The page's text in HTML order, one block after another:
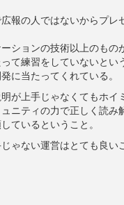
報の人ではないからプレ
ションの技術以上のもの
て練習をしていないとい
に当たってくれている。
が上手じゃなくてもホイ
ニティの力で正しく読み
ているということ。
ゃない運営はとても良い